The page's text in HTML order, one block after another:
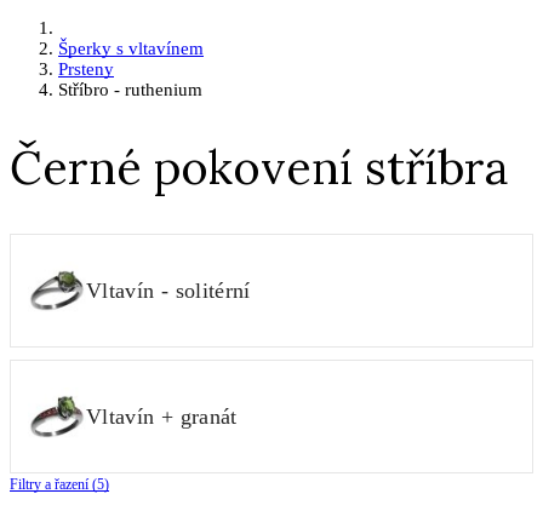
Šperky s vltavínem
Prsteny
Stříbro - ruthenium
Černé pokovení stříbra
Vltavín - solitérní
Vltavín + granát
Filtry a řazení (5)